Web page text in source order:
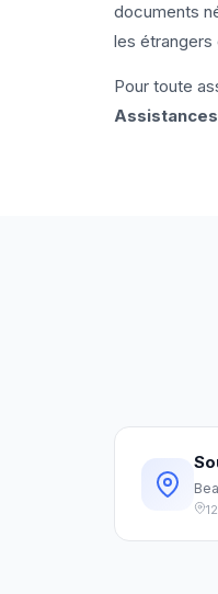
documents
les étrangers
Pour toute